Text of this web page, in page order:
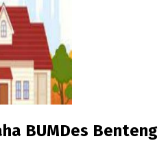
BUMDes Benteng